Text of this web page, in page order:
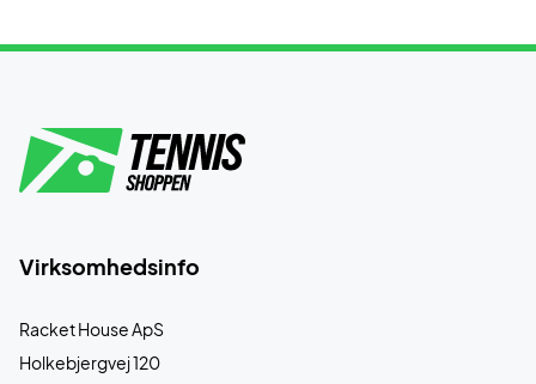
Virksomhedsinfo
Racket House ApS
Holkebjergvej 120